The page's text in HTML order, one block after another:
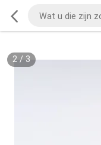
2/ 3